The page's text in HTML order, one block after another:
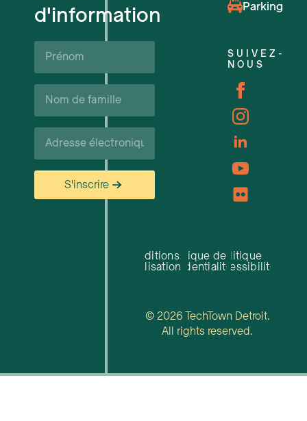
d'information
Prénom*
Nom
de
Courriel*
S'inscrire
Parking
SUIVEZ-
NOUS
Conditions
d'utilisation
Politique de
confidentialité
Politique
d'accessibilité
© 2026 TechTown Detroit.
All rights reserved.